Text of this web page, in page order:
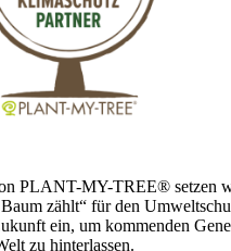
PLANT-MY-TREE® setzen
zählt“ für den
ein, um kommenden
zu hinterlassen.